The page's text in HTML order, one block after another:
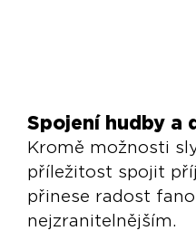
Spojení hudby a
Kromě možnosti
příležitost spojit
přinese radost
nejzranitelnějším.